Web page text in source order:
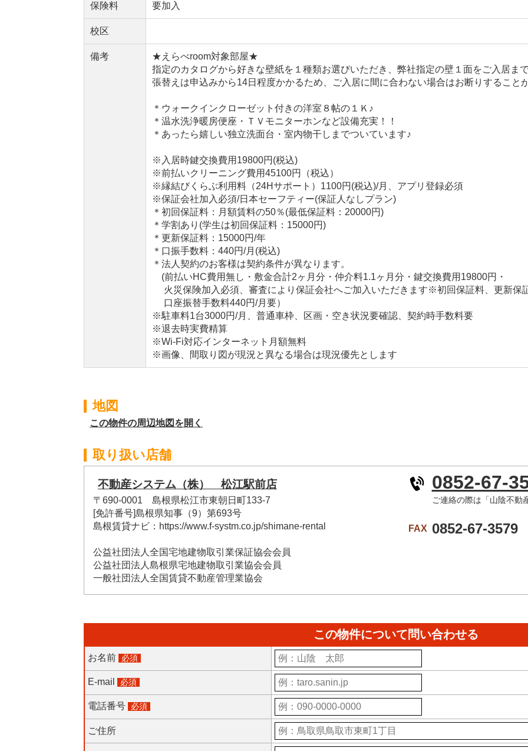
保険料 要加入
校区
備考
★えらべroom対象部屋★
指定のカタログから好きな壁紙を１種類お選びいただき、弊社指定の壁１面をご入居ま
張替えは申込みから14日程度かかるため、ご入居に間に合わない場合はお断りすること
＊ウォークインクローゼット付きの洋室８帖の１Ｋ♪
＊温水洗浄暖房便座・ＴＶモニターホンなど設備充実！！
＊あったら嬉しい独立洗面台・室内物干しまでついています♪
※入居時鍵交換費用19800円(税込)
※前払いクリーニング費用45100円（税込）
※縁結びくらぶ利用料（24Hサポート）1100円(税込)/月、アプリ登録必須
※保証会社加入必須/日本セーフティー(保証人なしプラン)
＊初回保証料：月額賃料の50％(最低保証料：20000円)
＊学割あり(学生は初回保証料：15000円)
＊更新保証料：15000円/年
＊口振手数料：440円/月(税込)
＊法人契約のお客様は契約条件が異なります。
(前払いHC費用無し・敷金合計2ヶ月分・仲介料1.1ヶ月分・鍵交換費用19800円・
火災保険加入必須、審査により保証会社へご加入いただきます※初回保証料、更新保
口座振替手数料440円/月要）
※駐車料1台3000円/月、普通車枠、区画・空き状況要確認、契約時手数料要
※退去時実費精算
※Wi-Fi対応インターネット月額無料
※画像、間取り図が現況と異なる場合は現況優先とします
地図
この物件の周辺地図を開く
取り扱い店舗
不動産システム（株） 松江駅前店
〒690-0001 島根県松江市東朝日町133-7
[免許番号]島根県知事（9）第693号
島根賃貸ナビ：https://www.f-systm.co.jp/shimane-rental
公益社団法人全国宅地建物取引業保証協会会員
公益社団法人島根県宅地建物取引業協会会員
一般社団法人全国賃貸不動産管理業協会
0852-67-
ご連絡の際は「山陰不動
FAX 0852-67-3579